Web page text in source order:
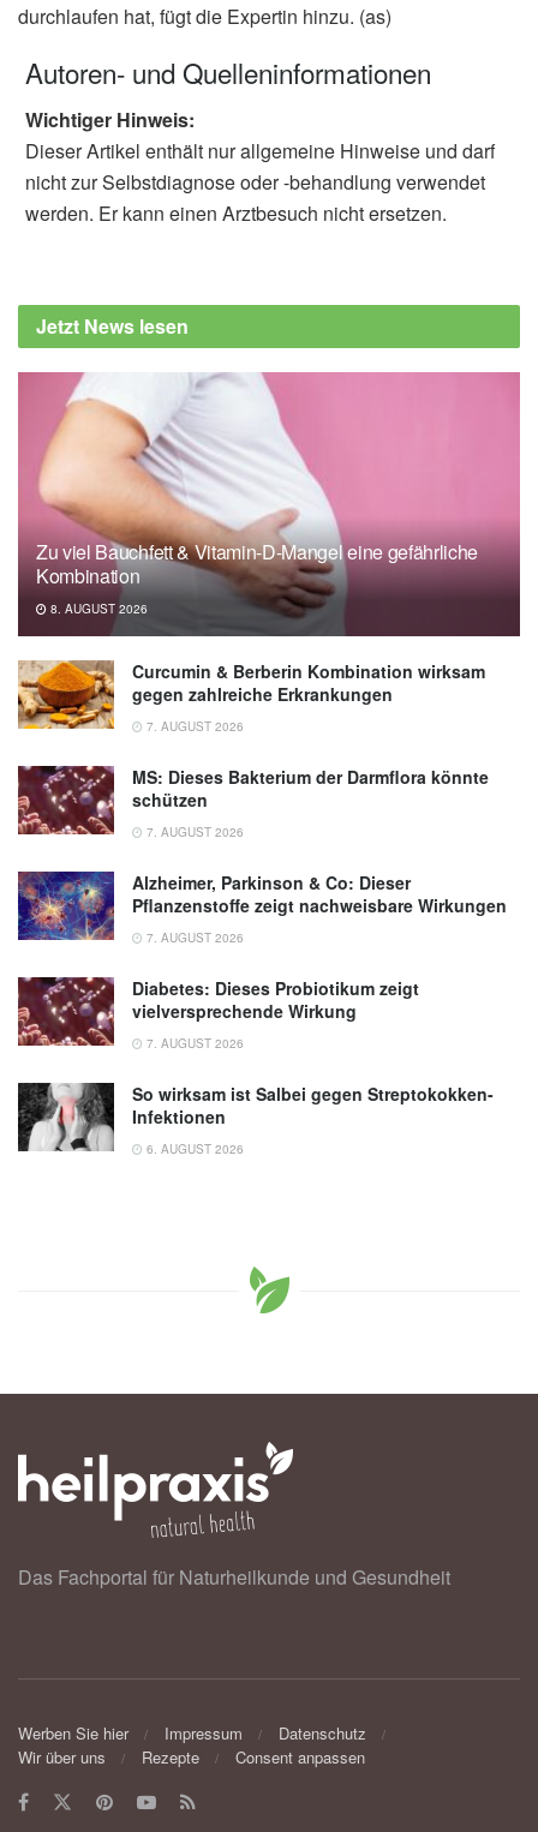
durchlaufen hat, fügt die Expertin hinzu. (as)
Autoren- und Quelleninformationen
Wichtiger Hinweis:
Dieser Artikel enthält nur allgemeine Hinweise und darf
nicht zur Selbstdiagnose oder -behandlung verwendet
werden. Er kann einen Arztbesuch nicht ersetzen.
Jetzt News lesen
Zu viel Bauchfett & Vitamin-D-Mangel eine gefährliche
Kombination
8. AUGUST 2026
Curcumin & Berberin Kombination wirksam
gegen zahlreiche Erkrankungen
7. AUGUST 2026
MS: Dieses Bakterium der Darmflora könnte
schützen
7. AUGUST 2026
Alzheimer, Parkinson & Co: Dieser
Pflanzenstoffe zeigt nachweisbare Wirkungen
7. AUGUST 2026
Diabetes: Dieses Probiotikum zeigt
vielversprechende Wirkung
7. AUGUST 2026
So wirksam ist Salbei gegen Streptokokken-
Infektionen
6. AUGUST 2026
Das Fachportal für Naturheilkunde und Gesundheit
Werben Sie hier Impressum
Datenschutz
Wir über uns
Rezepte Consent anpassen